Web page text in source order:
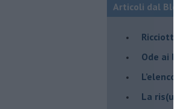
Articoli dal
Ode ai
​La